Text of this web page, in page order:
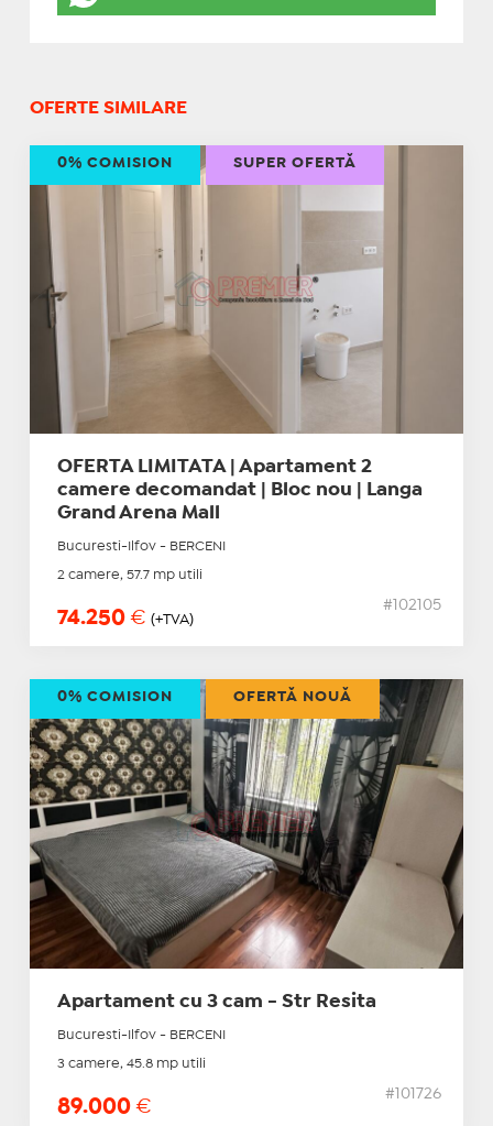
OFERTE SIMILARE
OFERTA LIMITATA | Apartament 2
camere decomandat | Bloc nou | Langa
Grand Arena Mall
Bucuresti-Ilfov - BERCENI
2 camere, 57.7 mp utili
74.250 € (+TVA)
#102105
0% COMISION SUPER OFERTĂ
Apartament cu 3 cam - Str Resita
Bucuresti-Ilfov - BERCENI
3 camere, 45.8 mp utili
89.000 €
#101726
0% COMISION OFERTĂ NOUĂ